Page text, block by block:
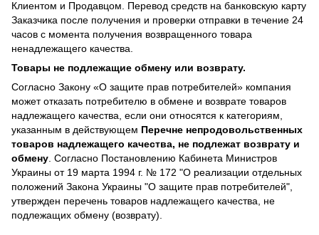
Клиентом и Продавцом. Перевод средств на банковскую карту
Заказчика после получения и проверки отправки в течение 24
часов с момента получения возвращенного товара
ненадлежащего качества.
Товары не подлежащие обмену или возврату.
Согласно Закону «О защите прав потребителей» компания
может отказать потребителю в обмене и возврате товаров
надлежащего качества, если они относятся к категориям,
указанным в действующем Перечне непродовольственных
товаров надлежащего качества, не подлежат возврату и
обмену . Согласно Постановлению Кабинета Министров
Украины от 19 марта 1994 г. № 172 "О реализации отдельных
положений Закона Украины "О защите прав потребителей",
утвержден перечень товаров надлежащего качества, не
подлежащих обмену (возврату).